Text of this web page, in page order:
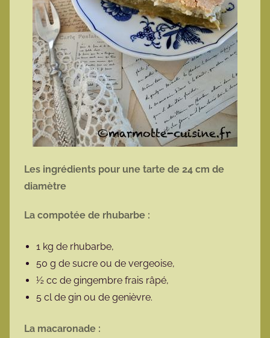
Les ingrédients pour une tarte de 24 cm de
diamètre
La compotée de rhubarbe :
1 kg de rhubarbe,
50 g de sucre ou de vergeoise,
½ cc de gingembre frais râpé,
5 cl de gin ou de genièvre.
La macaronade :